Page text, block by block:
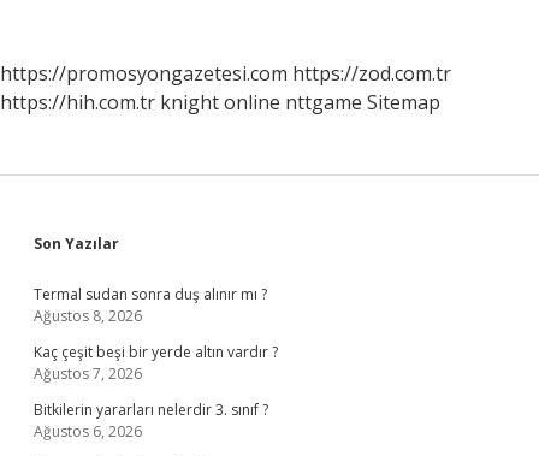
https://promosyongazetesi.com https://zod.com.tr
https://hih.com.tr knight online nttgame Sitemap
Sidebar
Son Yazılar
Termal sudan sonra duş alınır mı ?
Ağustos 8, 2026
Kaç çeşit beşi bir yerde altın vardır ?
Ağustos 7, 2026
Bitkilerin yararları nelerdir 3. sınıf ?
Ağustos 6, 2026